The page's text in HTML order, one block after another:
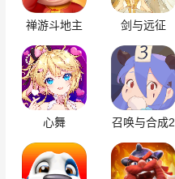
禅游斗地主 剑与远征
心舞 召唤与合成2